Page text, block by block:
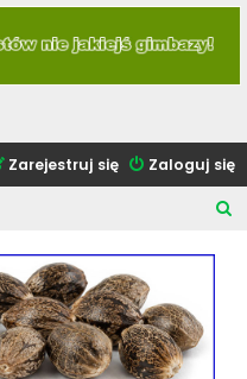
Zaloguj się
Zarejestruj się